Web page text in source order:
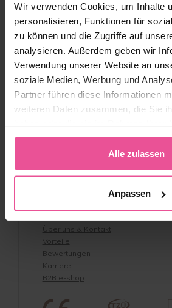
Wir verwenden Cookies, um Inhalte
personalisieren, Funktionen für
zu können und die Zugriffe auf
analysieren. Außerdem geben wir
Verwendung unserer Website an
soziale Medien, Werbung und
Partner führen diese Informationen
weiteren Daten zusammen, die Sie
gesammelt haben.
Alle zulassen
Anpassen
Kundenservice
Kontakt
Versand und Zahlung
AGB
Rücksendungen
Vertrag widerrufen
Datenschutzbestimmungen
Rabattcodes &
Whistleblowing-Richtlinie
Produktsicherheit
Über uns & Kontakt
Vorteile
Bewertungen
Karriere
B2B e-shop